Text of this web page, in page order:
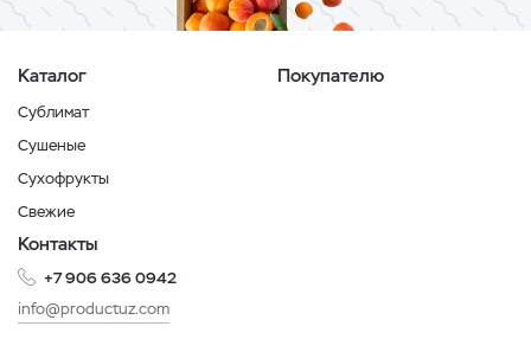
Каталог
Сублимат
Сушеные
Сухофрукты
Свежие
Покупателю
Контакты
+7 906 636 0942
info@productuz.com